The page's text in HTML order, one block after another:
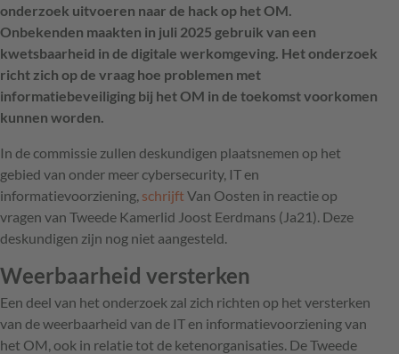
onderzoek uitvoeren naar de hack op het OM.
Onbekenden maakten in juli 2025 gebruik van een
kwetsbaarheid in de digitale werkomgeving. Het onderzoek
richt zich op de vraag hoe problemen met
informatiebeveiliging bij het OM in de toekomst voorkomen
kunnen worden.
In de commissie zullen deskundigen plaatsnemen op het
gebied van onder meer cybersecurity, IT en
informatievoorziening, schrijftVan Oosten in reactie op
vragen van Tweede Kamerlid Joost Eerdmans (Ja21). Deze
deskundigen zijn nog niet aangesteld.
Weerbaarheid versterken
Een deel van het onderzoek zal zich richten op het versterken
van de weerbaarheid van de IT en informatievoorziening van
het OM, ook in relatie tot de ketenorganisaties. De Tweede